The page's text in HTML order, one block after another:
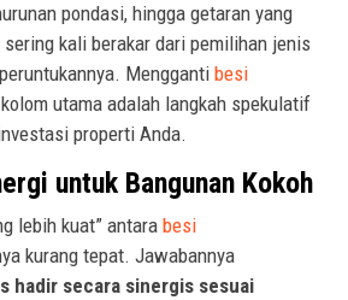
pondasi, hingga getaran yang
kali berakar dari pemilihan jenis
Mengganti besi
utama adalah langkah spekulatif
properti Anda.
untuk Bangunan Kokoh
lebih kuat” antara besi
kurang tepat. Jawabannya
hadir secara sinergis sesuai